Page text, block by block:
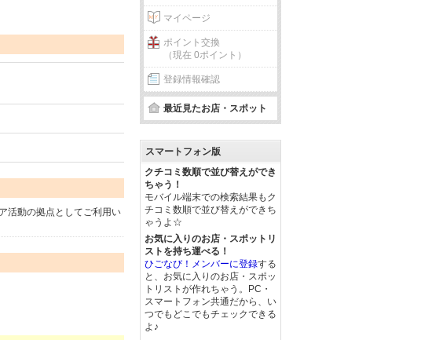
活動の拠点としてご利用い
マイページ
ポイント交換
（現在 0ポイント）
登録情報確認
最近見たお店・スポット
スマートフォン版
クチコミ数順で並び替えができ
ちゃう！
モバイル端末での検索結果もク
チコミ数順で並び替えができち
ゃうよ☆
お気に入りのお店・スポットリ
ストを持ち運べる！
ひごなび！メンバーに登録する
と、お気に入りのお店・スポッ
トリストが作れちゃう。PC・
スマートフォン共通だから、い
つでもどこでもチェックできる
よ♪